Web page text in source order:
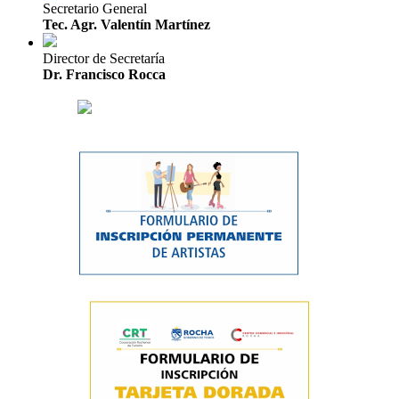
Secretario General
Tec. Agr. Valentín Martínez
Director de Secretaría
Dr. Francisco Rocca